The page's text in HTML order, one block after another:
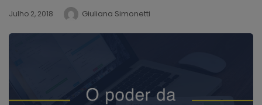
Julho 2, 2018 Giuliana Simonetti